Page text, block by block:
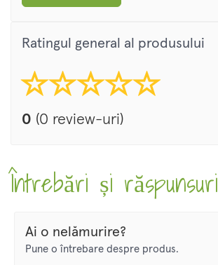
Ratingul general al produsului
0 (0 review-uri)
Întrebări și răspunsuri
Ai o nelămurire?
Pune o întrebare despre produs.